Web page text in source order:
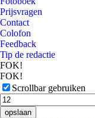
Prijsvragen
Contact
Colofon
Feedback
Tip de redactie
FOK!
FOK!
Scrollbar gebruiken
opslaan